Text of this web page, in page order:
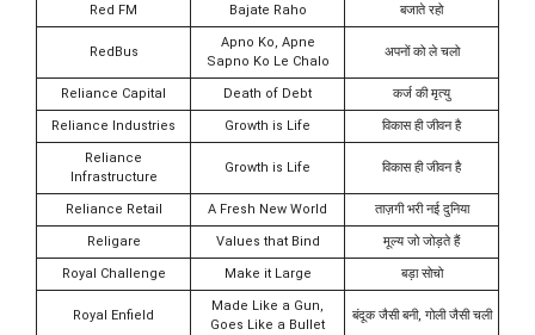
Red FM Bajate Raho बजाते रहो
RedBus
Apno Ko, Apne
Sapno Ko Le Chalo
अपनों को ले चलो
Reliance Capital Death of Debt कर्ज की मृत्यु
Reliance Industries Growth is Life विकास ही जीवन है
Reliance
Infrastructure
Growth is Life विकास ही जीवन है
Reliance Retail A Fresh New World ताज़गी भरी नई दुनिया
Religare Values that Bind मूल्य जो जोड़ते हैं
Royal Challenge Make it Large बड़ा सोचो
Royal Enfield
Made Like a Gun,
Goes Like a Bullet
बंदूक जैसी बनी, गोली जैसी चली